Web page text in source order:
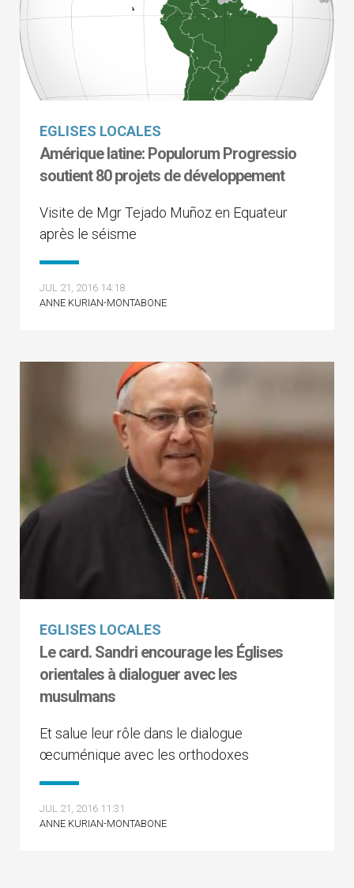
EGLISES LOCALES
Amérique latine: Populorum Progressio
soutient 80 projets de développement
Visite de Mgr Tejado Muñoz en Equateur
après le séisme
JUL 21, 2016 14:18
ANNE KURIAN-MONTABONE
EGLISES LOCALES
Le card. Sandri encourage les Églises
orientales à dialoguer avec les
musulmans
Et salue leur rôle dans le dialogue
œcuménique avec les orthodoxes
JUL 21, 2016 11:31
ANNE KURIAN-MONTABONE